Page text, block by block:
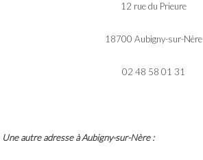
12 rue du Prieure
18700 Aubigny-sur-Nère
02 48 58 01 31
Une autre adresse à Aubigny-sur-Nère :